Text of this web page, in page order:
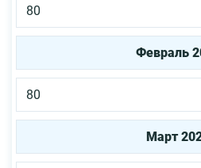
80
Февраль
80
Март